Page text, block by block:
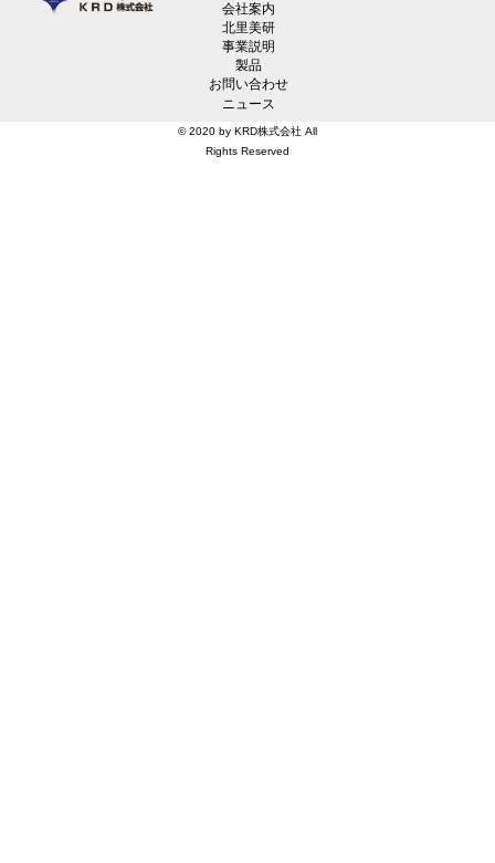
会社案内
北里美研
事業説明
製品
お問い合わせ
ニュース
© 2020 by KRD株式会社 All
Rights Reserved